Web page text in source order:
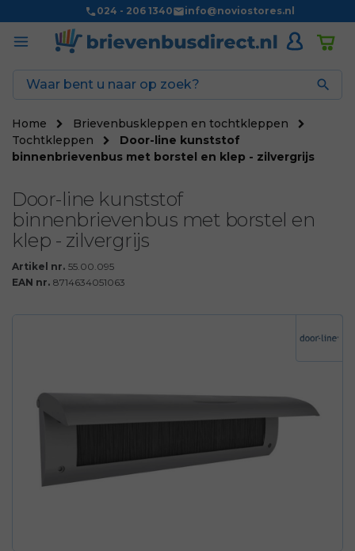
024 - 206 1340 info@noviostores.nl

Home
Brievenbuskleppen en tochtkleppen
Tochtkleppen
Door-line kunststof
binnenbrievenbus met borstel en klep - zilvergrijs
Door-line kunststof
binnenbrievenbus met borstel en
klep - zilvergrijs
Artikel nr. 55.00.095
EAN nr. 8714634051063